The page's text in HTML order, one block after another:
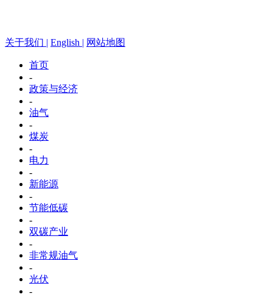
关于我们 | English | 网站地图
首页
-
政策与经济
-
油气
-
煤炭
-
电力
-
新能源
-
节能低碳
-
双碳产业
-
非常规油气
-
光伏
-